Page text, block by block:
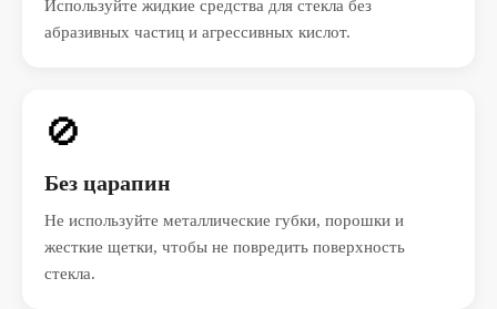
Используйте жидкие средства для стекла без
абразивных частиц и агрессивных кислот.
🚫
Без царапин
Не используйте металлические губки, порошки и
жесткие щетки, чтобы не повредить поверхность
стекла.